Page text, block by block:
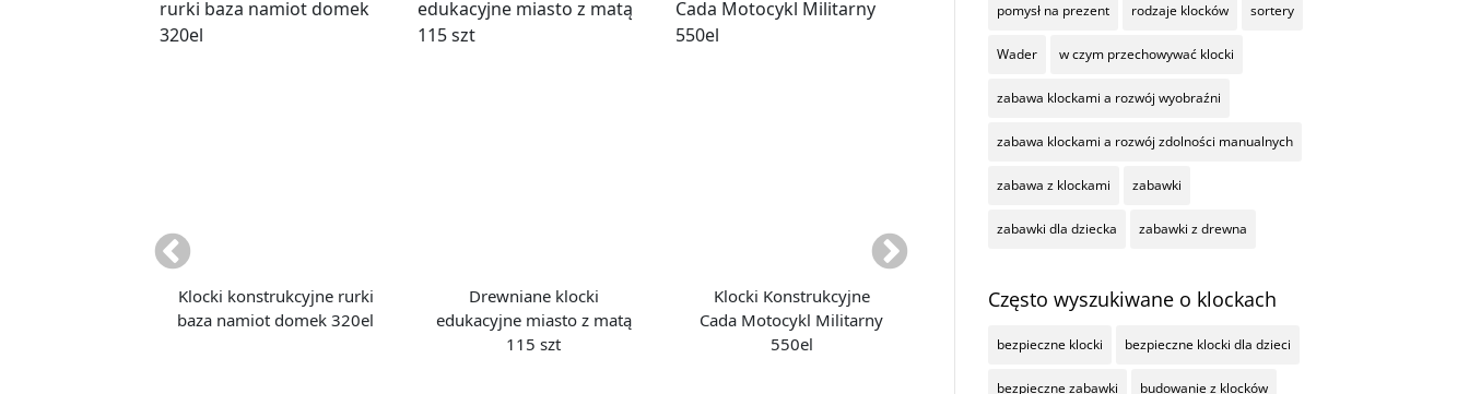
pomysł na prezent rodzaje klocków sortery
Wader w czym przechowywać klocki
zabawa klockami a rozwój wyobraźni
zabawa klockami a rozwój zdolności manualnych
zabawa z klockami zabawki
zabawki dla dziecka zabawki z drewna
Często wyszukiwane o klockach
bezpieczne klocki bezpieczne klocki dla dzieci
bezpieczne zabawki budowanie z klocków